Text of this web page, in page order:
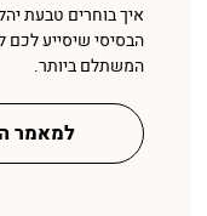
איך בוחרים טבעת
הבסיסי שיסייע לכם
המשתלם ביותר.
למאמר